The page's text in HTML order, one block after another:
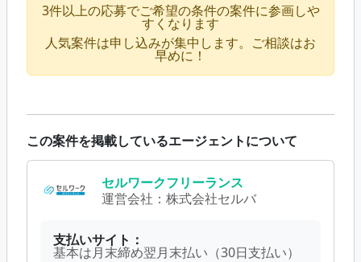
3件以上の応募でご希望の条件の案件に参画しや
すくなります
人気案件は申し込みが集中します。ご相談はお
早めに！
この案件を掲載しているエージェントについて
セルワークフリーランス
運営会社： 株式会社セルバ
支払いサイト：
基本は月末締め翌月末払い（30日支払い）